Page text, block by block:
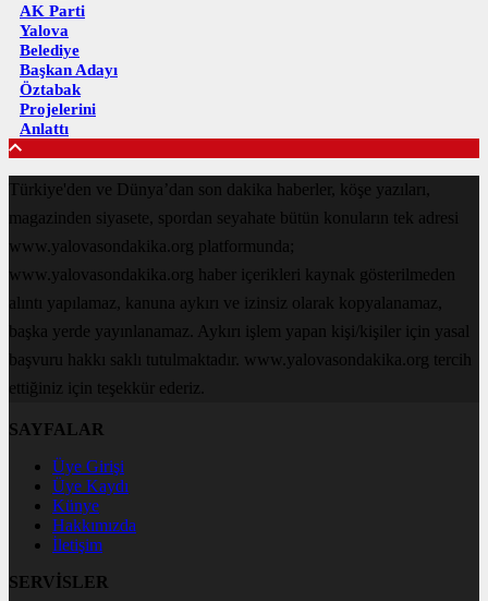
AK Parti
Yalova
Belediye
Başkan Adayı
Öztabak
Projelerini
Anlattı
Türkiye'den ve Dünya’dan son dakika haberler, köşe yazıları,
magazinden siyasete, spordan seyahate bütün konuların tek adresi
www.yalovasondakika.org platformunda;
www.yalovasondakika.org haber içerikleri kaynak gösterilmeden
alıntı yapılamaz, kanuna aykırı ve izinsiz olarak kopyalanamaz,
başka yerde yayınlanamaz. Aykırı işlem yapan kişi/kişiler için yasal
başvuru hakkı saklı tutulmaktadır. www.yalovasondakika.org tercih
ettiğiniz için teşekkür ederiz.
SAYFALAR
Üye Girişi
Üye Kaydı
Künye
Hakkımızda
İletişim
SERVİSLER